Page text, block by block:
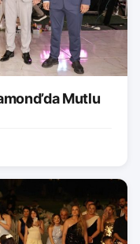
Mutlu